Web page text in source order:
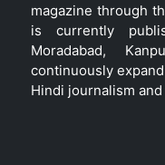
magazine through
is currently
Moradabad,
continuously
Hindi journalism